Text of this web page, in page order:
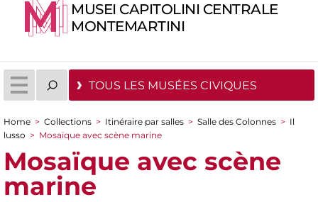
MUSEI CAPITOLINI CENTRALE
MONTEMARTINI
TOUS LES MUSÉES CIVIQUES
You are here
Home > Collections > Itinéraire par salles > Salle des Colonnes > Il
lusso > Mosaïque avec scène marine
Mosaïque avec scène
marine